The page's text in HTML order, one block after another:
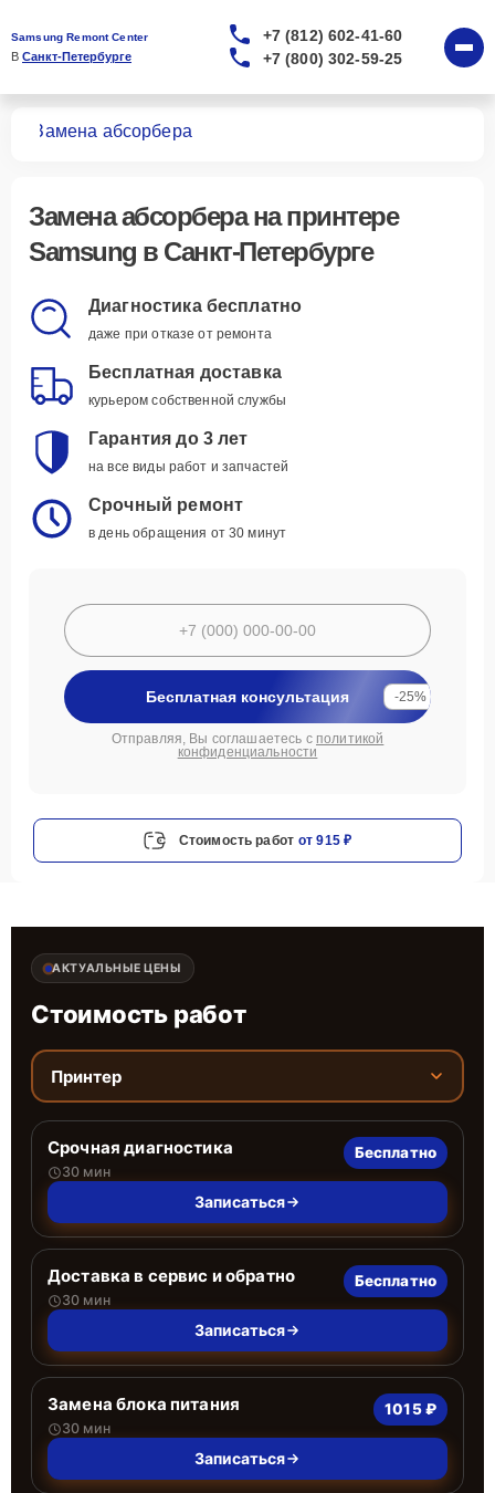
Samsung Remont Center
В Санкт-Петербурге
+7 (812) 602-41-60
+7 (800) 302-59-25
Замена абсорбера
Замена абсорберана принтере
Samsung в Санкт-Петербурге
Диагностика бесплатно
даже при отказе от ремонта
Бесплатная доставка
курьером собственной службы
Гарантия до 3 лет
на все виды работ и запчастей
Срочный ремонт
в день обращения от 30 минут
Бесплатная консультация -25%
Отправляя, Вы соглашаетесь с политикой
конфиденциальности
Стоимость работ от 915 ₽
АКТУАЛЬНЫЕ ЦЕНЫ
Стоимость работ
Принтер
Срочная диагностика
30 мин
Бесплатно
Записаться
Доставка в сервис и обратно
30 мин
Бесплатно
Записаться
Замена блока питания
30 мин
1015 ₽
Записаться